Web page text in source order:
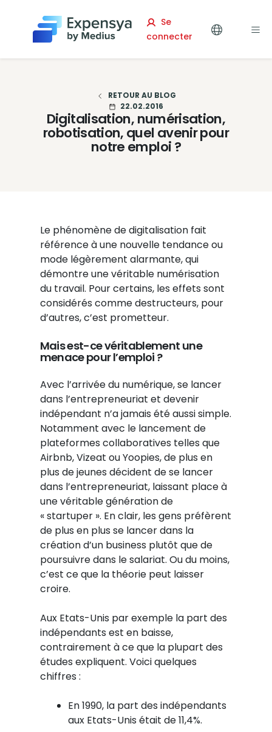
Expensya
Se
connecter
RETOUR AU BLOG
22.02.2016
Digitalisation, numérisation,
robotisation, quel avenir pour
notre emploi ?
Le phénomène de digitalisation fait
référence à une nouvelle tendance ou
mode légèrement alarmante, qui
démontre une véritable numérisation
du travail. Pour certains, les effets sont
considérés comme destructeurs, pour
d’autres, c’est prometteur.
Mais est-ce véritablement une
menace pour l’emploi ?
Avec l’arrivée du numérique, se lancer
dans l’entrepreneuriat et devenir
indépendant n’a jamais été aussi simple.
Notamment avec le lancement de
plateformes collaboratives telles que
Airbnb, Vizeat ou Yoopies, de plus en
plus de jeunes décident de se lancer
dans l’entrepreneuriat, laissant place à
une véritable génération de
« startuper ». En clair, les gens préfèrent
de plus en plus se lancer dans la
création d’un business plutôt que de
poursuivre dans le salariat. Ou du moins,
c’est ce que la théorie peut laisser
croire.
Aux Etats-Unis par exemple la part des
indépendants est en baisse,
contrairement à ce que la plupart des
études expliquent. Voici quelques
chiffres :
En 1990, la part des indépendants
aux Etats-Unis était de 11,4%.